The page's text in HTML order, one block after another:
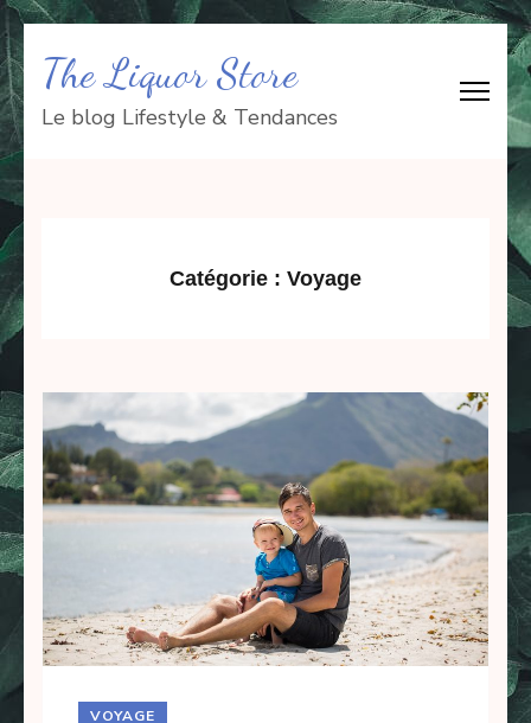
Aller
au
contenu
(Pressez
Entrée)
The Liquor Store
Le blog Lifestyle & Tendances
Catégorie : Voyage
VOYAGE